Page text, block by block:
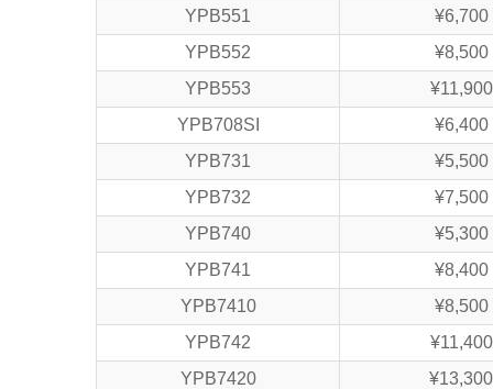
YPB551
¥6,700
YPB552
¥8,500
YPB553
¥11,900
YPB708SI
¥6,400
YPB731
¥5,500
YPB732
¥7,500
YPB740
¥5,300
YPB741
¥8,400
YPB7410
¥8,500
YPB742
¥11,400
YPB7420
¥13,300